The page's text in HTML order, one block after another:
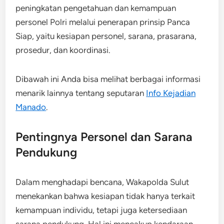
peningkatan pengetahuan dan kemampuan
personel Polri melalui penerapan prinsip Panca
Siap, yaitu kesiapan personel, sarana, prasarana,
prosedur, dan koordinasi.
Dibawah ini Anda bisa melihat berbagai informasi
menarik lainnya tentang seputaran Info Kejadian
Manado.
Pentingnya Personel dan Sarana
Pendukung
Dalam menghadapi bencana, Wakapolda Sulut
menekankan bahwa kesiapan tidak hanya terkait
kemampuan individu, tetapi juga ketersediaan